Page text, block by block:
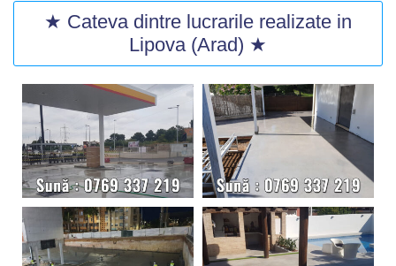
★ Cateva dintre lucrarile realizate in
Lipova (Arad) ★